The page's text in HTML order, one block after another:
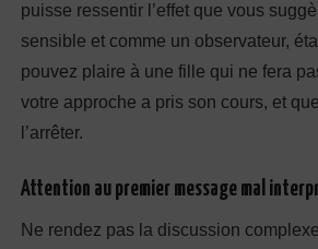
puisse ressentir l’effet que vous
sensible et comme un observateur,
pouvez plaire à une fille qui ne fera
votre approche a pris son cours, et
l’arrêter.
Attention au premier message mal
Ne rendez pas la discussion